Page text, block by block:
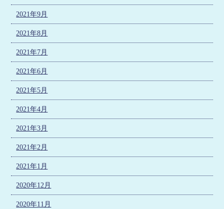
2021年9月
2021年8月
2021年7月
2021年6月
2021年5月
2021年4月
2021年3月
2021年2月
2021年1月
2020年12月
2020年11月